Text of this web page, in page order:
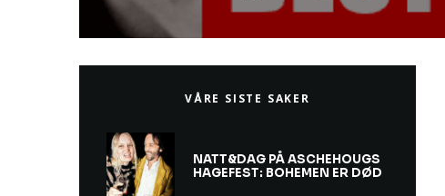
VÅRE SISTE SAKER
NATT&DAG PÅ ASCHEHOUGS
HAGEFEST: BOHEMEN ER DØD